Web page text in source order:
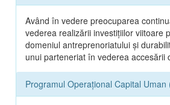
Având în vedere preocuparea
vederea realizării investițiilor viitoare
domeniul antreprenoriatului și
unui parteneriat în vederea
Programul Operațional Capital Uman